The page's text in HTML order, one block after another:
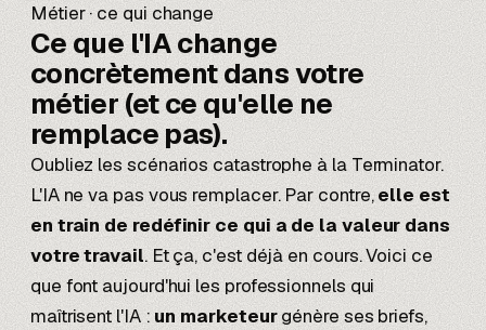
Métier · ce qui change
Ce que l'IA change
concrètementdans votre
métier(et ce qu'elle ne
remplace pas).
Oubliez les scénarios catastrophe à la Terminator.
L'IA ne va pas vous remplacer. Par contre,elle est
en train de redéfinir ce qui a de la valeur dans
votre travail. Et ça, c'est déjà en cours. Voici ce
que font aujourd'hui les professionnels qui
maîtrisent l'IA :un marketeurgénère ses briefs,